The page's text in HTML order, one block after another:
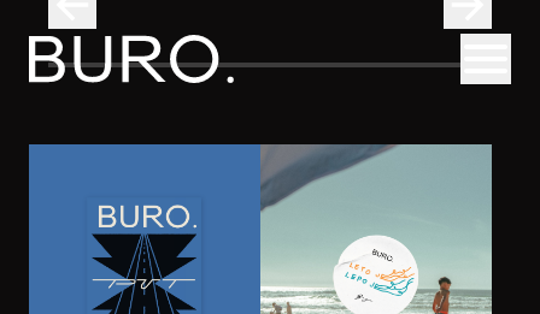
BURO.
NEOBIČNA PRIČA O BLIZNAKINJAMA
KOJE SU INSPIRISALE NOVI
HERCOGOV FILM